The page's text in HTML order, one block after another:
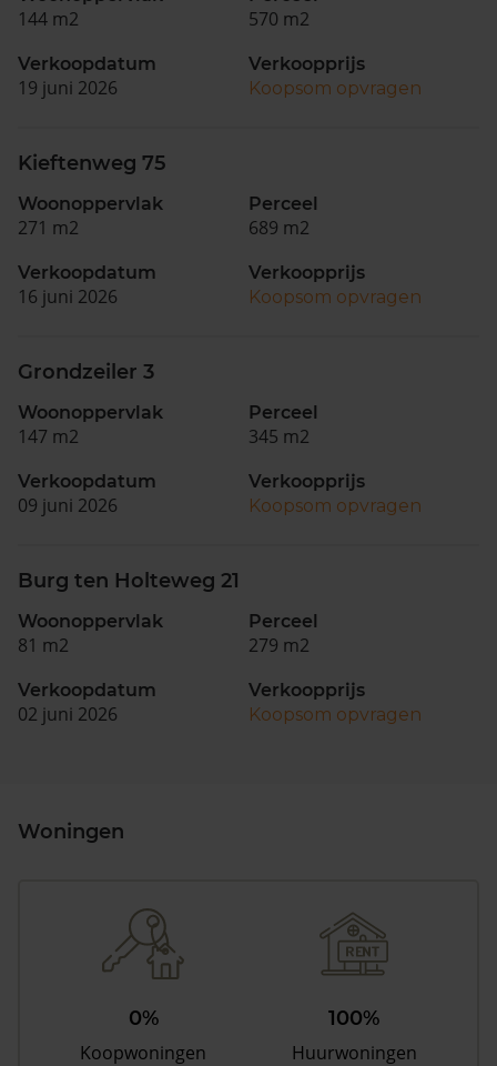
144 m2 570 m2
Verkoopdatum
19 juni 2026
Verkoopprijs
Koopsom opvragen
Kieftenweg 75
Woonoppervlak
271 m2
Perceel
689 m2
Verkoopdatum
16 juni 2026
Verkoopprijs
Koopsom opvragen
Grondzeiler 3
Woonoppervlak
147 m2
Perceel
345 m2
Verkoopdatum
09 juni 2026
Verkoopprijs
Koopsom opvragen
Burg ten Holteweg 21
Woonoppervlak
81 m2
Perceel
279 m2
Verkoopdatum
02 juni 2026
Verkoopprijs
Koopsom opvragen
Woningen
0%
Koopwoningen
100%
Huurwoningen